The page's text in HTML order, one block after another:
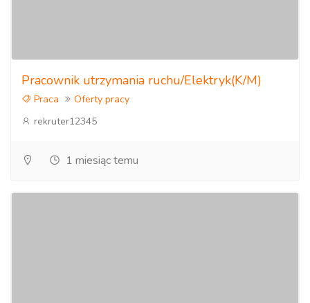
Pracownik utrzymania ruchu/Elektryk(K/M)
Praca
Oferty pracy
rekruter12345
1 miesiąc temu